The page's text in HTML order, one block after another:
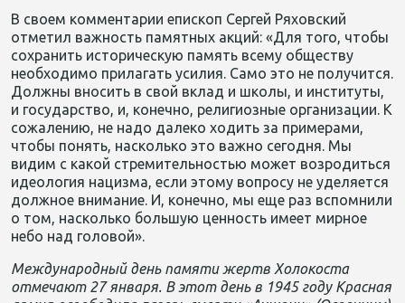
В своем комментарии епископ Сергей Ряховский
отметил важность памятных акций: «Для того, чтобы
сохранить историческую память всему обществу
необходимо прилагать усилия. Само это не получится.
Должны вносить в свой вклад и школы, и институты,
и государство, и, конечно, религиозные организации. К
сожалению, не надо далеко ходить за примерами,
чтобы понять, насколько это важно сегодня. Мы
видим с какой стремительностью может возродиться
идеология нацизма, если этому вопросу не уделяется
должное внимание. И, конечно, мы еще раз вспомнили
о том, насколько большую ценность имеет мирное
небо над головой».
Международный день памяти жертв Холокоста
отмечают 27 января. В этот день в 1945 году Красная